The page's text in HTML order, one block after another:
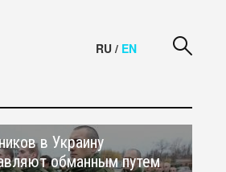
RU / EN
в Украину
обманным путем